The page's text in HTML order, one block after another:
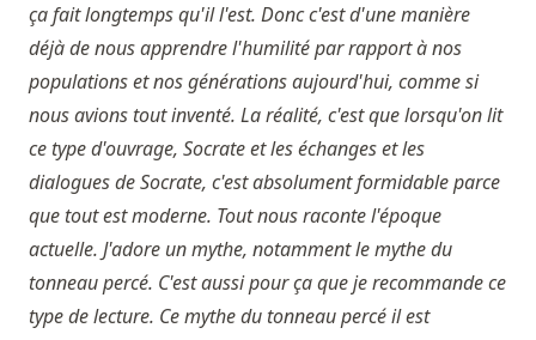
ça fait longtemps qu'il l'est. Donc c'est d'une manière
déjà de nous apprendre l'humilité par rapport à nos
populations et nos générations aujourd'hui, comme si
nous avions tout inventé. La réalité, c'est que lorsqu'on lit
ce type d'ouvrage, Socrate et les échanges et les
dialogues de Socrate, c'est absolument formidable parce
que tout est moderne. Tout nous raconte l'époque
actuelle. J'adore un mythe, notamment le mythe du
tonneau percé. C'est aussi pour ça que je recommande ce
type de lecture. Ce mythe du tonneau percé il est